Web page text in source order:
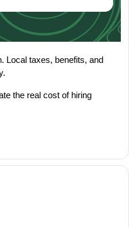
Local taxes, benefits, and
the real cost of hiring